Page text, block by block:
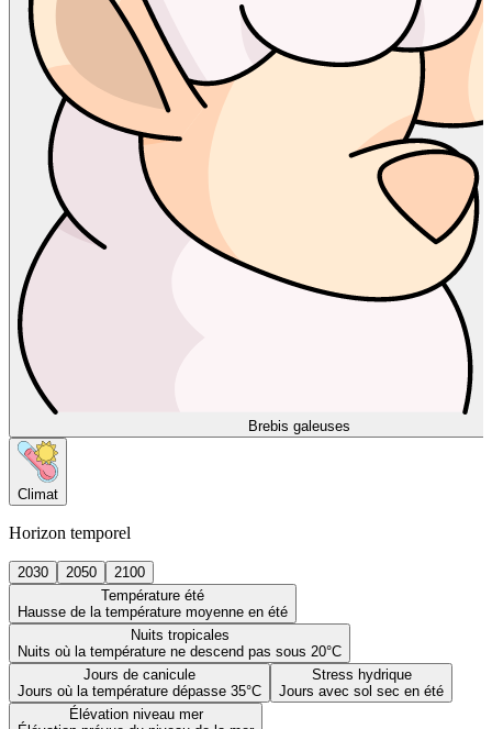
Brebis galeuses
Climat
Horizon temporel
2030 2050
2100
Température été
Hausse de la température moyenne en été
Nuits tropicales
Nuits où la température ne descend pas sous 20°C
Jours de canicule
Jours où la température dépasse 35°C
Stress hydrique
Jours avec sol sec en été
Élévation niveau mer